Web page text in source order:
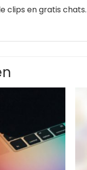
clips en gratis chats.